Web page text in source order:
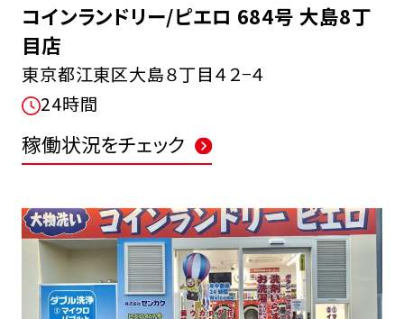
コインランドリー/ピエロ 684号 大島8丁
目店
東京都江東区大島８丁目４２−４
24時間
稼働状況をチェック